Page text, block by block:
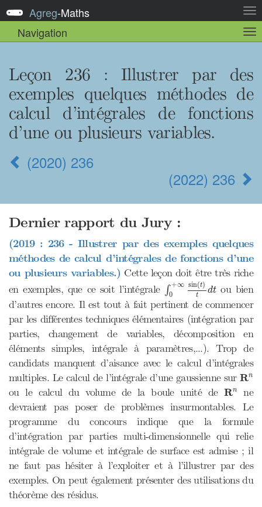
la
Agreg-Maths
Navigation
la
Leçon 236 : Illustrer par des
exemples quelques méthodes de
calcul d’intégrales de fonctions
d’une ou plusieurs variables.
(2020) 236
(2022) 236
Dernier rapport du Jury :
(2019 : 236 - Illustrer par des exemples quelques
méthodes de calcul d’intégrales de fonctions d’une
ou plusieurs variables.) Cette leçon doit être très riche
en exemples, que ce soit l’intégrale ∫ +∞
0
sin(t)
t dt
+∞ sin(t
ou bien
d’autres encore. Il est tout à fait pertinent de commencer
par les différentes techniques élémentaires (intégration par
parties, changement de variables, décomposition en
éléments simples, intégrale à paramètres,...). Trop de
candidats manquent d’aisance avec le calcul d’intégrales
multiples. Le calcul de l’intégrale d’une gaussienne surRn
Rn
ou le calcul du volume de la boule unité de Rn
Rn ne
devraient pas poser de problèmes insurmontables. Le
programme du concours indique que la formule
d’intégration par parties multi-dimensionnelle qui relie
intégrale de volume et intégrale de surface est admise ; il
ne faut pas hésiter à l’exploiter et à l’illustrer par des
exemples. On peut également présenter des utilisations du
théorème des résidus.